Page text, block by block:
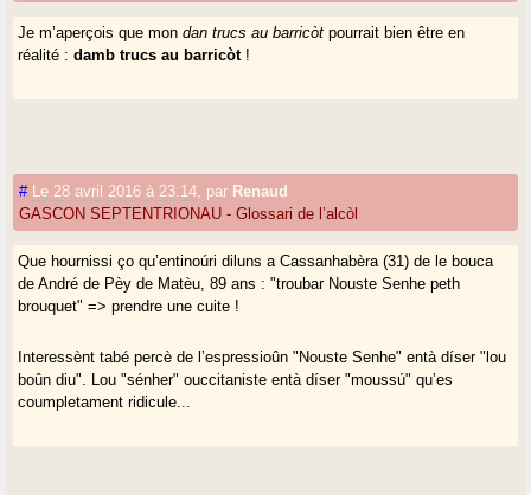
Je m’aperçois que mondan trucs au barricòt pourrait bien être en
réalité :damb trucs au barricòt!
# Le 28 avril 2016 à 23:14 par Renaud
GASCON SEPTENTRIONAU - Glossari de l’alcòl
Que hournissi ço qu’entinoúri diluns a Cassanhabèra (31) de le bouca
de André de Pèy de Matèu, 89 ans : "troubar Nouste Senhe peth
brouquet" => prendre une cuite !
Interessènt tabé percè de l’espressioûn "Nouste Senhe" entà díser "lou
boûn diu". Lou "sénher" ouccitaniste entà díser "moussú" qu’es
coumpletament ridicule...